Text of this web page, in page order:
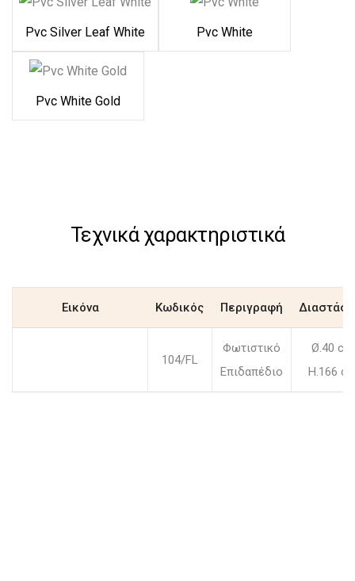
Pvc Silver Leaf White Pvc White
Pvc White Gold
Τεχνικά χαρακτηριστικά
Εικόνα Κωδικός Περιγραφή
104/FL
Φωτιστικό
Επιδαπέδιο
Ø.40 cm
H.166